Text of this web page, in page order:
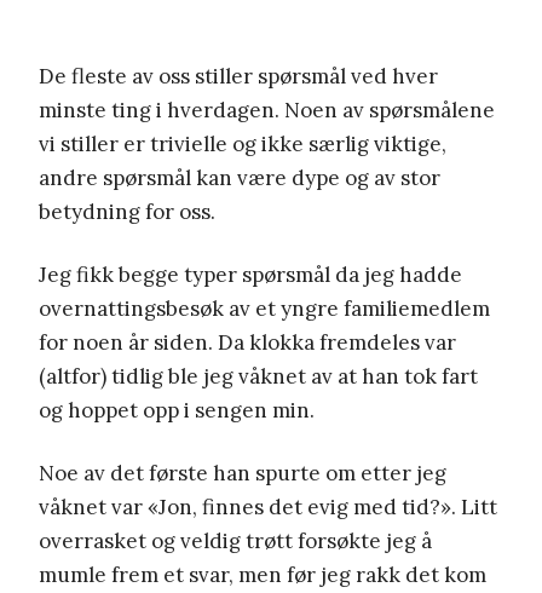
De fleste av oss stiller spørsmål ved hver
minste ting i hverdagen. Noen av spørsmålene
vi stiller er trivielle og ikke særlig viktige,
andre spørsmål kan være dype og av stor
betydning for oss.
Jeg fikk begge typer spørsmål da jeg hadde
overnattingsbesøk av et yngre familiemedlem
for noen år siden. Da klokka fremdeles var
(altfor) tidlig ble jeg våknet av at han tok fart
og hoppet opp i sengen min.
Noe av det første han spurte om etter jeg
våknet var «Jon, finnes det evig med tid?». Litt
overrasket og veldig trøtt forsøkte jeg å
mumle frem et svar, men før jeg rakk det kom